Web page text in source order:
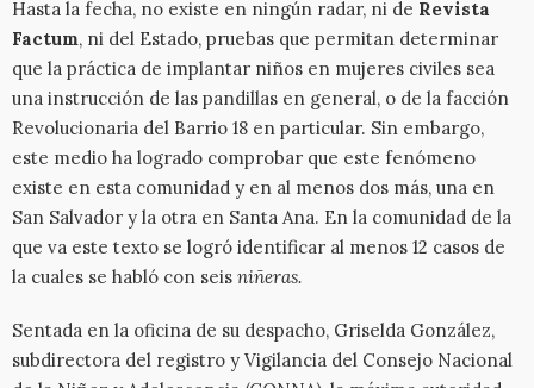
Hasta la fecha, no existe en ningún radar, ni de Revista
Factum, ni del Estado, pruebas que permitan determinar
que la práctica de implantar niños en mujeres civiles sea
una instrucción de las pandillas en general, o de la facción
Revolucionaria del Barrio 18 en particular. Sin embargo,
este medio ha logrado comprobar que este fenómeno
existe en esta comunidad y en al menos dos más, una en
San Salvador y la otra en Santa Ana. En la comunidad de la
que va este texto se logró identificar al menos 12 casos de
la cuales se habló con seis niñeras.
Sentada en la oficina de su despacho, Griselda González,
subdirectora del registro y Vigilancia del Consejo Nacional